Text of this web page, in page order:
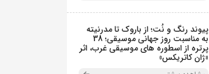
پیوند رنگ و نُت؛ از باروک تا مدرنیته
به مناسبت روز جهانی موسیقی؛ 38
پرتره از اسطوره های موسیقی غرب، اثر
«ژان کاتریکس»